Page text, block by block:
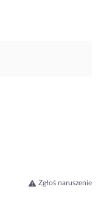
Zgłoś naruszenie